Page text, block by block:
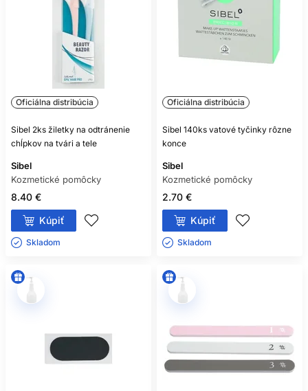
Oficiálna distribúcia
Sibel 2ks žiletky na odtránenie
chĺpkov na tvári a tele
Sibel
Kozmetické pomôcky
8.40 €
Kúpiť
Skladom ㅤ
Oficiálna distribúcia
Sibel 140ks vatové tyčinky rôzne
konce
Sibel
Kozmetické pomôcky
2.70 €
Kúpiť
Skladom ㅤ